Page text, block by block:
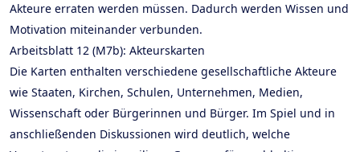
Akteure erraten werden müssen. Dadurch werden Wissen und
Motivation miteinander verbunden.
Arbeitsblatt 12 (M7b): Akteurskarten
Die Karten enthalten verschiedene gesellschaftliche Akteure
wie Staaten, Kirchen, Schulen, Unternehmen, Medien,
Wissenschaft oder Bürgerinnen und Bürger. Im Spiel und in
anschließenden Diskussionen wird deutlich, welche